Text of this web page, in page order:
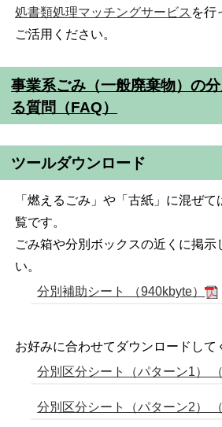
処書類処理マッチングサービス を行
ご活用ください。
事業系ごみ（一般廃棄物）の
る質問（FAQ）
ツールダウンロード
「燃えるごみ」や「古紙」に混ぜ
覧です。
ごみ箱や分別ボックスの近くに掲示
い。
分別補助シート （940kbyte）
お好みに合わせてダウンロードして
分別区分シート（パターン1）
分別区分シート（パターン2）